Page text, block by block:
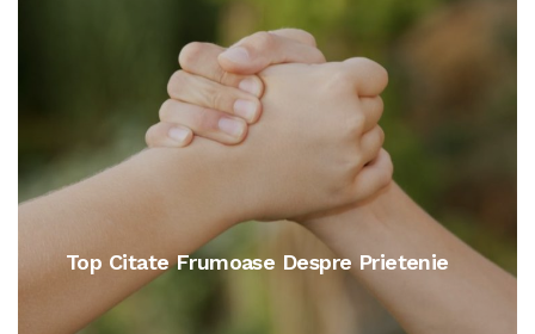
Citate De Dragoste Pentru Iubit Sau
Iubita